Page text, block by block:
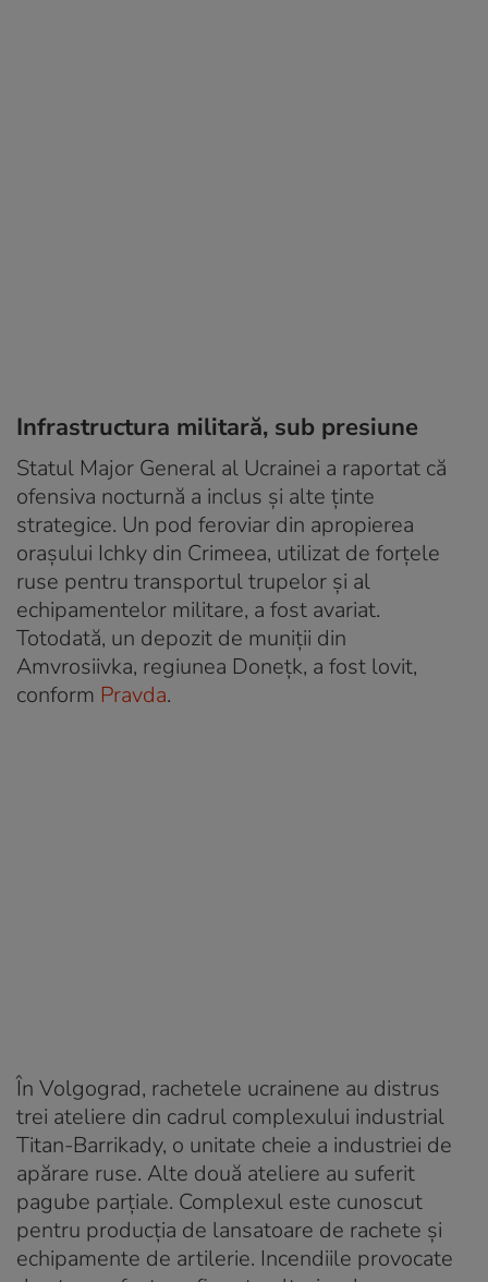
Infrastructura militară, sub presiune
Statul Major General al Ucrainei a raportat că
ofensiva nocturnă a inclus și alte ținte
strategice. Un pod feroviar din apropierea
orașului Ichky din Crimeea, utilizat de forțele
ruse pentru transportul trupelor și al
echipamentelor militare, a fost avariat.
Totodată, un depozit de muniții din
Amvrosiivka, regiunea Donețk, a fost lovit,
conform Pravda.
În Volgograd, rachetele ucrainene au distrus
trei ateliere din cadrul complexului industrial
Titan-Barrikady, o unitate cheie a industriei de
apărare ruse. Alte două ateliere au suferit
pagube parțiale. Complexul este cunoscut
pentru producția de lansatoare de rachete și
echipamente de artilerie. Incendiile provocate